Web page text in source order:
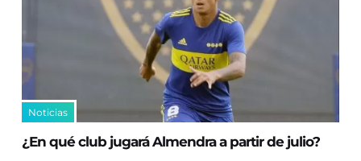
Noticias
¿En qué club jugará Almendra a partir de julio?